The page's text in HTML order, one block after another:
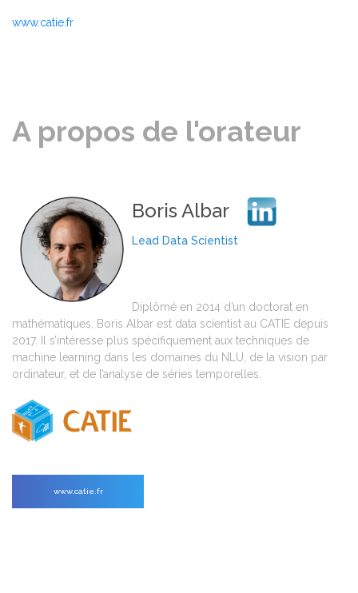
www.catie.fr
A propos de l'orateur
Boris Albar
Lead Data Scientist
Diplômé en 2014 d’un doctorat en
mathématiques, Boris Albar est data scientist au CATIE depuis
2017. Il s’intéresse plus spécifiquement aux techniques de
machine learning dans les domaines du NLU, de la vision par
ordinateur, et de l’analyse de séries temporelles.
www.catie.fr